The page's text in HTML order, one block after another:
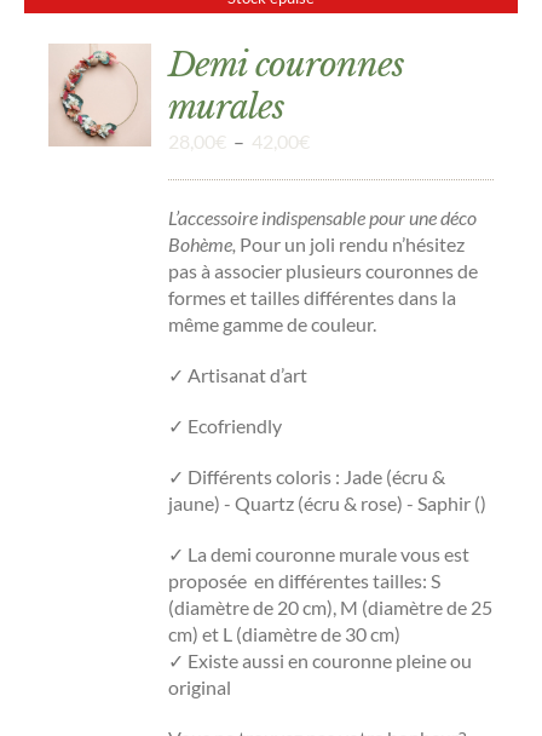
DÉTAILS
Demi couronnes
murales
28,00€ – 42,00€
28,00€
à
42,00€
L’accessoire indispensable pour une déco
Bohème, Pour un joli rendu n’hésitez
pas à associer plusieurs couronnes de
formes et tailles différentes dans la
même gamme de couleur.
✓ Artisanat d’art
✓ Ecofriendly
✓ Différents coloris : Jade (écru &
jaune) - Quartz (écru & rose) - Saphir ()
✓ La demi couronne murale vous est
proposée en différentes tailles: S
(diamètre de 20 cm), M (diamètre de 25
cm) et L (diamètre de 30 cm)
✓ Existe aussi en couronne pleine ou
original